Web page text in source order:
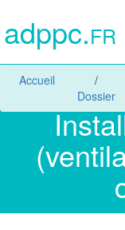
adppc.FR
Accueil
Dossier